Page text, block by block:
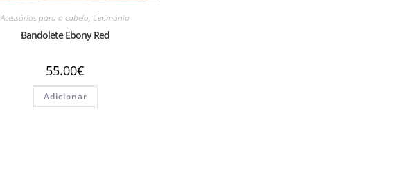
Acessórios para o cabelo, Cerimónia
Bandolete Ebony Red
55.00€
Adicionar